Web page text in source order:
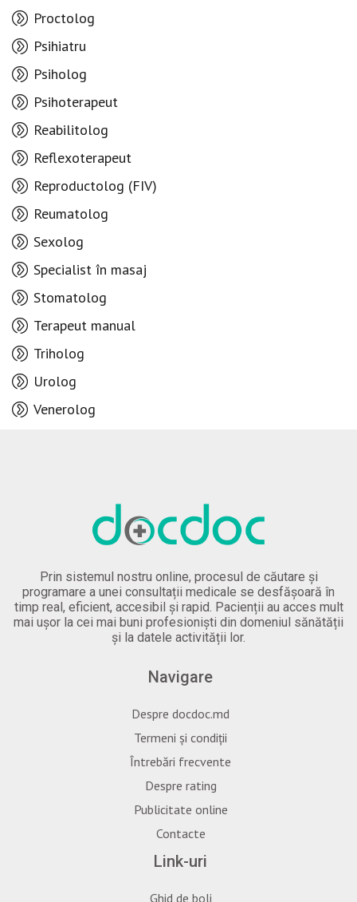
Proctolog
Psihiatru
Psiholog
Psihoterapeut
Reabilitolog
Reflexoterapeut
Reproductolog (FIV)
Reumatolog
Sexolog
Specialist în masaj
Stomatolog
Terapeut manual
Triholog
Urolog
Venerolog
Prin sistemul nostru online, procesul de căutare și
programare a unei consultații medicale se desfășoară în
timp real, eficient, accesibil și rapid. Pacienții au acces mult
mai ușor la cei mai buni profesioniști din domeniul sănătății
și la datele activității lor.
Navigare
Despre docdoc.md
Termeni și condiții
Întrebări frecvente
Despre rating
Publicitate online
Contacte
Link-uri
Ghid de boli